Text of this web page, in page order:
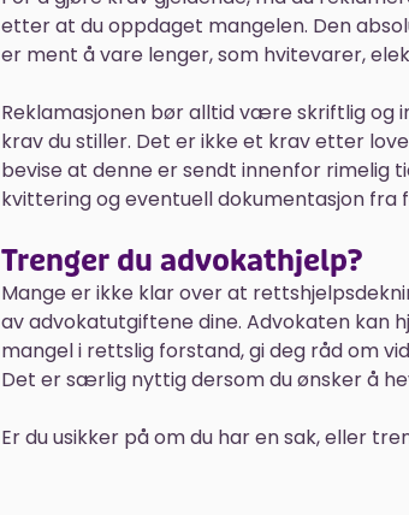
etter at du oppdaget mangelen. Den
er ment å vare lenger, som hvitevarer,
Reklamasjonen bør alltid være skriftlig og
krav du stiller. Det er ikke et krav etter
bevise at denne er sendt innenfor rimelig
kvittering og eventuell dokumentasjon fra
Trenger du advokathjelp?
Mange er ikke klar over at
av advokatutgiftene dine. Advokaten kan
mangel i rettslig forstand, gi deg råd om
Det er særlig nyttig dersom du ønsker å
Er du usikker på om du har en sak, eller